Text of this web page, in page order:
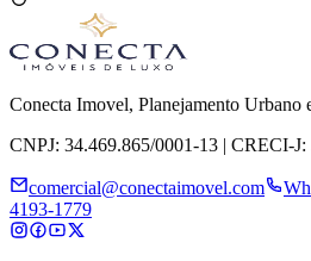
Conecta Imovel, Planejamento
CNPJ: 34.469.865/0001-13 | CRECI-J:
comercial@conectaimovel.com
4193-1779